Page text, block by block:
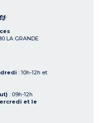
LA GRANDE
: 10h-12h et
: 09h-12h
et le